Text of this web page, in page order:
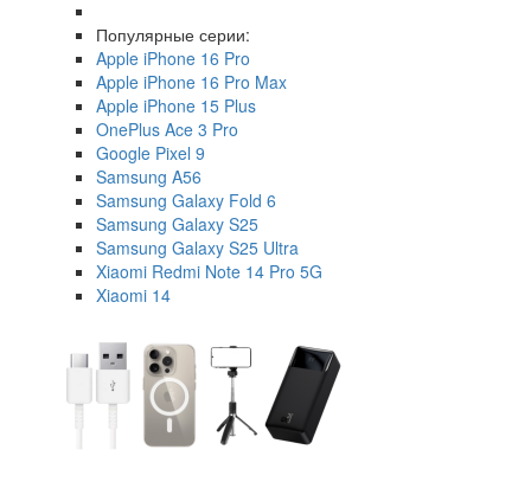
Популярные серии:
Apple iPhone 16 Pro
Apple iPhone 16 Pro Max
Apple iPhone 15 Plus
OnePlus Ace 3 Pro
Google Pixel 9
Samsung A56
Samsung Galaxy Fold 6
Samsung Galaxy S25
Samsung Galaxy S25 Ultra
Xiaomi Redmi Note 14 Pro 5G
Xiaomi 14